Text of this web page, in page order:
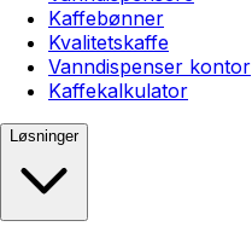
Kaffebønner
Kvalitetskaffe
Vanndispenser kontor
Kaffekalkulator
Løsninger